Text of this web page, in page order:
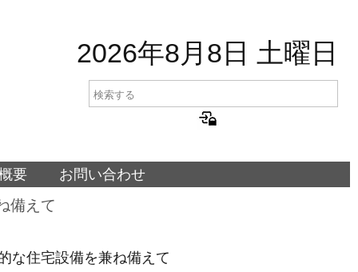
2026年8月8日 土曜日
要 お問い合わせ
備えて
な住宅設備を兼ね備えて